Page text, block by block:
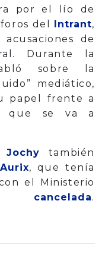
por el lío de
del Intrant,
de
Durante la
sobre la
mediático,
papel frente a
que se va a
Jochy también
Aurix, que tenía
el Ministerio
cancelada.